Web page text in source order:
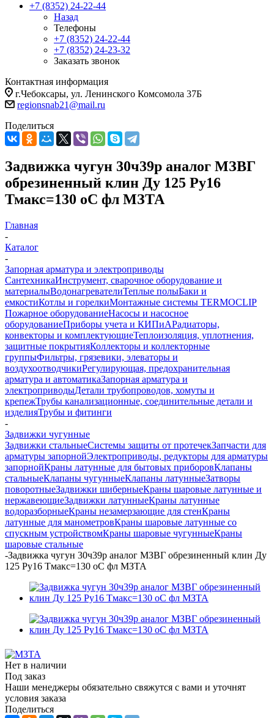
+7 (8352) 24-22-44
Назад
Телефоны
+7 (8352) 24-22-44
+7 (8352) 24-23-32
Заказать звонок
Контактная информация
г.Чебоксары, ул. Ленинского Комсомола 37Б
regionsnab21@mail.ru
Поделиться
Задвижка чугун 30ч39р аналог МЗВГ
обрезиненный клин Ду 125 Ру16
Тмакс=130 oC фл МЗТА
Главная
-
Каталог
-
Запорная арматура и электроприводы
СантехникаИнструмент, сварочное оборудование и
материалыВодонагревателиТеплые полыБаки и
емкостиКотлы и горелкиМонтажные системы TERMOCLIP
Пожарное оборудованиеНасосы и насосное
оборудованиеПриборы учета и КИПиАРадиаторы,
конвекторы и комплектующиеТеплоизоляция, уплотнения,
защитные покрытияКоллекторы и коллекторные
группыФильтры, грязевики, элеваторы и
воздухоотводчикиРегулирующая, предохранительная
арматура и автоматикаЗапорная арматура и
электроприводыДетали трубопроводов, хомуты и
крепежТрубы канализационные, соединительные детали и
изделияТрубы и фитинги
-
Задвижки чугунные
Задвижки стальныеСистемы защиты от протечекЗапчасти для
арматуры запорнойЭлектроприводы, редукторы для арматуры
запорнойКраны латунные для бытовых приборовКлапаны
стальныеКлапаны чугунныеКлапаны латунныеЗатворы
поворотныеЗадвижки шиберныеКраны шаровые латунные и
нержавеющиеЗадвижки латунныеКраны латунные
водоразборныеКраны незамерзающие для стенКраны
латунные для манометровКраны шаровые латунные со
спускным устройствомКраны шаровые чугунныеКраны
шаровые стальные
-Задвижка чугун 30ч39р аналог МЗВГ обрезиненный клин Ду
125 Ру16 Тмакс=130 oC фл МЗТА
Нет в наличии
Под заказ
Наши менеджеры обязательно свяжутся с вами и уточнят
условия заказа
Поделиться